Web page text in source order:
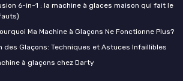
6-in-1 : la machine à glaces maison qui fait le
Ma Machine à Glaçons Ne Fonctionne Plus?
des Glaçons: Techniques et Astuces Infaillibles
à glaçons chez Darty